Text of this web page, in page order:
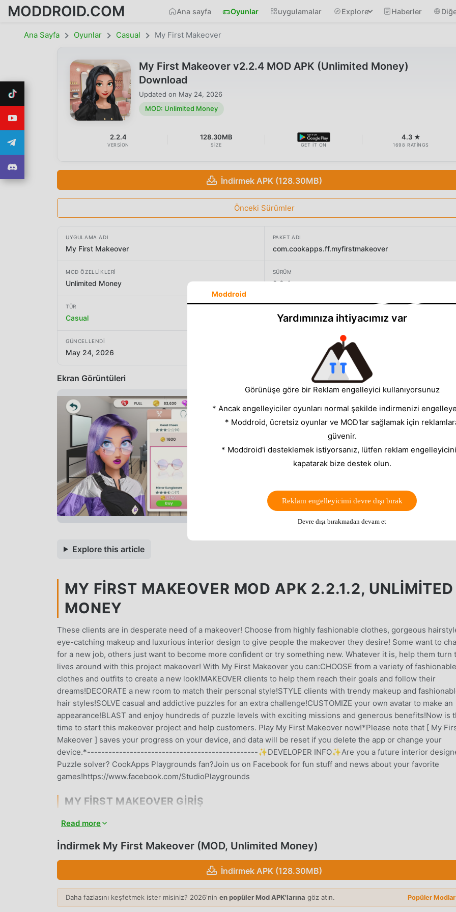
MODDROID.COM Ana sayfa Oyunlar uygulamalar Explore Haberler
Ana Sayfa Oyunlar Casual My First Makeover
My First Makeover v2.2.4 MOD APK (Unlimited Money)
Download
Updated on May 24, 2026
MOD: Unlimited Money
2.2.4
VERSION
128.30MB
SIZE GET IT ON
4.3 ★
1698 RATINGS
İndirmek APK (128.30MB)
Önceki Sürümler
UYGULAMA ADI
My First Makeover
PAKET ADI
com.cookapps.ff.myfirstmakeover
MOD ÖZELLIKLERI
Unlimited Money
SÜRÜM
2.2.4
TÜR
Casual
GELIŞTIRICI
NSTAGE
GÜNCELLENDI
May 24, 2026
Ekran Görüntüleri
Explore this article
MY FIRST MAKEOVER MOD APK 2.2.1.2, UNLIMITED
MONEY
These clients are in desperate need of a makeover! Choose from highly fashionable clothes, gorgeous
eye-catching makeup and luxurious interior design to give people the makeover they desire! Some want to
for a new job, others just want to become more confident or try something new. Whatever it is, help them turn
lives around with this project makeover! With My First Makeover you can:CHOOSE from a variety of fashionable
clothes and outfits to create a new look!MAKEOVER clients to help them reach their goals and follow their
dreams!DECORATE a new room to match their personal style!STYLE clients with trendy makeup and
hair styles!SOLVE casual and addictive puzzles for an extra challenge!CUSTOMIZE your own avatar to make an
appearance!BLAST and enjoy hundreds of puzzle levels with exciting missions and generous benefits!Now is
time to start this makeover project and help customers. Play My First Makeover now!*Please note that [ My
Makeover ] saves your progress on your device, and data will be reset if you delete the app or change your
device.*------------------------------------------------✨DEVELOPER INFO✨Are you a future interior
Puzzle solver? CookApps Playgrounds fan?Join us on Facebook for fun stuff and news about your favorite
games!https://www.facebook.com/StudioPlaygrounds
MY FIRST MAKEOVER GIRIŞ
My First Makeover Son zamanlarda çok popüler bir casual oyunu olarak, tüm dünyada casual oyunlarını seven
istiyorsanız -- moddroid en iyi seçiminiz. moddroid size sadece My First Makeover 2.2.1.2'ın en son sürümünü
tekrarlayan mekanik görevleri kaydetmenize yardımcı olur, böylece odaklanabilirsiniz oyunun kendisinin
neşenin tadını çıkarmak üzerine. moddroid, herhangi bir My First Makeover modunun oyunculardan herhangi
ücret talep etmeyeceğini ve %100 güvenli, kullanılabilir ve kurulumu ücretsiz olduğunu vaat ediyor. Sadece
moddroid istemcisini indirin, tek tıklamayla My First Makeover 2.2.1.2 indirip yükleyebilirsiniz. Ne duruyorsun,
Read more
İndirmek My First Makeover (MOD, Unlimited Money)
İndirmek APK (128.30MB)
Daha fazlasını keşfetmek ister misiniz? 2026'nin en popüler Mod APK'larına göz atın. Popüler
Moddroid
Yardımınıza ihtiyacımız var
Görünüşe göre bir Reklam engelleyici kullanıyorsunuz
* Ancak engelleyiciler oyunları normal şekilde indirmenizi
* Moddroid, ücretsiz oyunlar ve MOD'lar sağlamak için
güvenir.
* Moddroid'i desteklemek istiyorsanız, lütfen reklam
kapatarak bize destek olun.
Reklam engelleyicimi devre dışı bırak
Devre dışı bırakmadan devam et